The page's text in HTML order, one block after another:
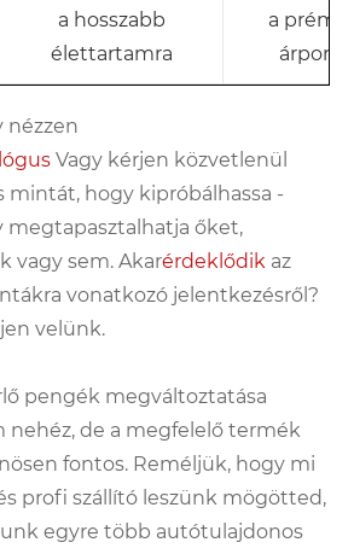
a hosszabb
élettartamra
a
nézzen
Vagy kérjen közvetlenül
mintát, hogy kipróbálhassa -
megtapasztalhatja őket,
vagy sem. Akarérdeklődik az
vonatkozó jelentkezésről?
velünk.
pengék megváltoztatása
nehéz, de a megfelelő termék
fontos. Reméljük, hogy mi
profi szállító leszünk mögötted,
egyre több autótulajdonos